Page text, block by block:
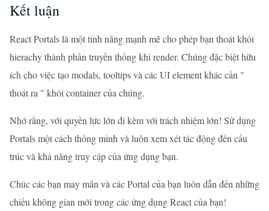
Kết luận
React Portals là một tính năng mạnh mẽ cho phép bạn thoát khỏi
hierachy thành phần truyền thống khi render. Chúng đặc biệt hữu
ích cho việc tạo modals, tooltips và các UI element khác cần "
thoát ra " khỏi container của chúng.
Nhớ rằng, với quyền lực lớn đi kèm với trách nhiệm lớn! Sử dụng
Portals một cách thông minh và luôn xem xét tác động đến cấu
trúc và khả năng truy cập của ứng dụng bạn.
Chúc các bạn may mắn và các Portal của bạn luôn dẫn đến những
chiều không gian mới trong các ứng dụng React của bạn!